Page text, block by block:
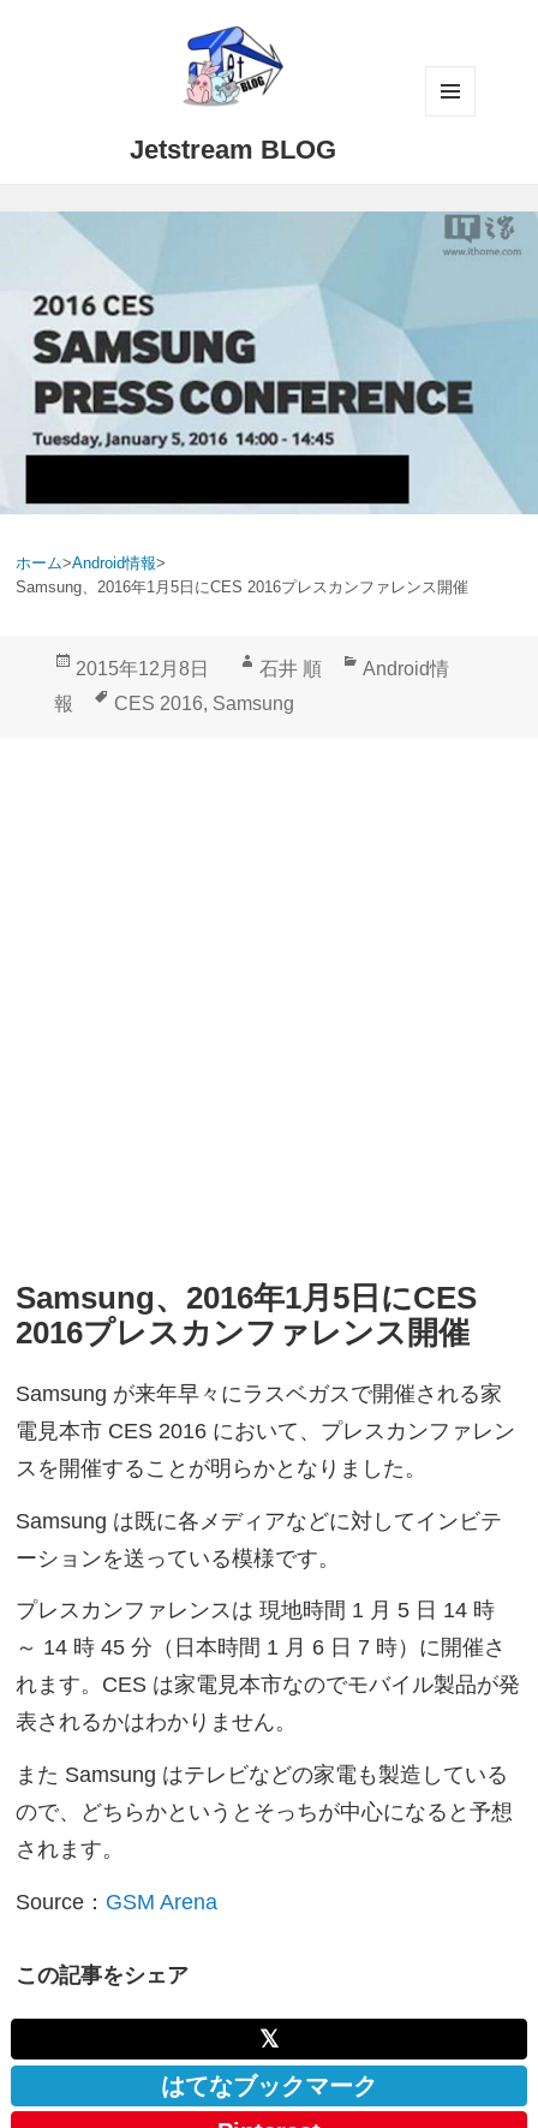
Jetstream BLOG
ホーム>Android情報>
Samsung、2016年1月5日にCES 2016プレスカンファレンス開催
投
2015年12月8日
作
成
石井 順
カ
Android情
報
タ
CES 2016, Samsung
Samsung、2016年1月5日にCES
2016プレスカンファレンス開催
Samsung が来年早々にラスベガスで開催される家
電見本市 CES 2016 において、プレスカンファレン
スを開催することが明らかとなりました。
Samsung は既に各メディアなどに対してインビテ
ーションを送っている模様です。
プレスカンファレンスは 現地時間 1 月 5 日 14 時
～ 14 時 45 分（日本時間 1 月 6 日 7 時）に開催さ
れます。CES は家電見本市なのでモバイル製品が発
表されるかはわかりません。
また Samsung はテレビなどの家電も製造している
ので、どちらかというとそっちが中心になると予想
されます。
Source： GSM Arena
この記事をシェア
𝕏
はてなブックマーク